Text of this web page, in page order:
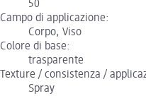
50
Campo di applicazione:
Corpo, Viso
Colore di base:
trasparente
Texture / consistenza /
Spray